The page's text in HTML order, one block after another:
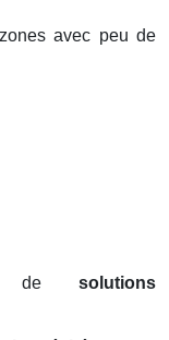
avec peu de
solutions